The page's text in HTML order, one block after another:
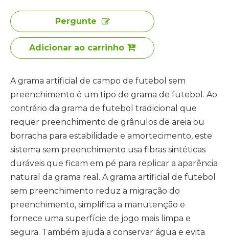
Pergunte
Adicionar ao carrinho
A grama artificial de campo de futebol sem
preenchimento é um tipo de grama de futebol. Ao
contrário da grama de futebol tradicional que
requer preenchimento de grânulos de areia ou
borracha para estabilidade e amortecimento, este
sistema sem preenchimento usa fibras sintéticas
duráveis ​​que ficam em pé para replicar a aparência
natural da grama real. A grama artificial de futebol
sem preenchimento reduz a migração do
preenchimento, simplifica a manutenção e
fornece uma superfície de jogo mais limpa e
segura. Também ajuda a conservar água e evita